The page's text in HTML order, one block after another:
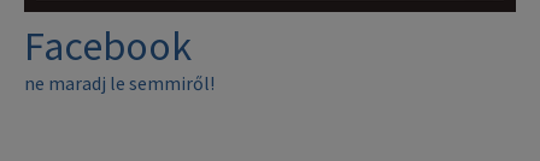
Facebook
ne maradj le semmiről!